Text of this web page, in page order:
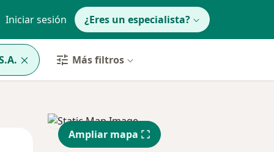
Iniciar sesión ¿Eres un especialista?
Más filtros
Jue Vie
Ampliar mapa